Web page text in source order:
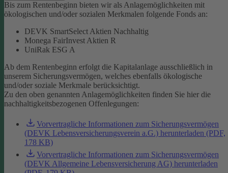
Bis zum Rentenbeginn bieten wir als Anlagemöglichkeiten mit
ökologischen und/oder sozialen Merkmalen folgende Fonds an:
DEVK SmartSelect Aktien Nachhaltig
Monega FairInvest Aktien R
UniRak ESG A
Ab dem Rentenbeginn erfolgt die Kapitalanlage ausschließlich in
unserem Sicherungsvermögen, welches ebenfalls ökologische
und/oder soziale Merkmale berücksichtigt.
Zu den oben genannten Anlagemöglichkeiten finden Sie hier die
nachhaltigkeitsbezogenen Offenlegungen:
Vorvertragliche Informationen zum Sicherungsvermögen
(DEVK Lebensversicherungsverein a.G.) herunterladen (PDF,
178 KB)
Vorvertragliche Informationen zum Sicherungsvermögen
(DEVK Allgemeine Lebensversicherung AG) herunterladen